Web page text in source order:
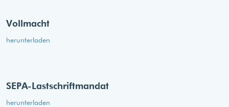
Vollmacht
herunterladen
SEPA-Lastschriftmandat
herunterladen